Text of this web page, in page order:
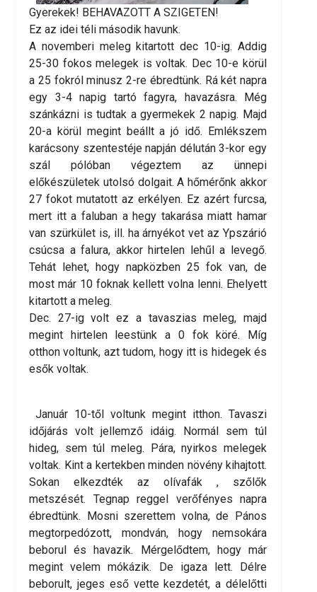
Gyerekek! BEHAVAZOTT A SZIGETEN!
Ez az idei téli második havunk.
A novemberi meleg kitartott dec 10-ig. Addig
25-30 fokos melegek is voltak. Dec 10-e körül
a 25 fokról minusz 2-re ébredtünk. Rá két napra
egy 3-4 napig tartó fagyra, havazásra. Még
szánkázni is tudtak a gyermekek 2 napig. Majd
20-a körül megint beállt a jó idő. Emlékszem
karácsony szentestéje napján délután 3-kor egy
szál pólóban végeztem az ünnepi
előkészületek utolsó dolgait. A hőmérőnk akkor
27 fokot mutatott az erkélyen. Ez azért furcsa,
mert itt a faluban a hegy takarása miatt hamar
van szürkület is, ill. ha árnyékot vet az Ypszárió
csúcsa a falura, akkor hirtelen lehűl a levegő.
Tehát lehet, hogy napközben 25 fok van, de
most már 10 foknak kellett volna lenni. Ehelyett
kitartott a meleg.
Dec. 27-ig volt ez a tavaszias meleg, majd
megint hirtelen leestünk a 0 fok köré. Míg
otthon voltunk, azt tudom, hogy itt is hidegek és
esők voltak.
Január 10-től voltunk megint itthon. Tavaszi
időjárás volt jellemző idáig. Normál sem túl
hideg, sem túl meleg. Pára, nyirkos melegek
voltak. Kint a kertekben minden növény kihajtott.
Sokan elkezdték az olívafák , szőlők
metszését. Tegnap reggel verőfényes napra
ébredtünk. Mosni szerettem volna, de Pános
megtorpedózott, mondván, hogy nemsokára
beborul és havazik. Mérgelődtem, hogy már
megint velem mókázik. De igaza lett. Délre
beborult, jeges eső vette kezdetét, a délelőtti